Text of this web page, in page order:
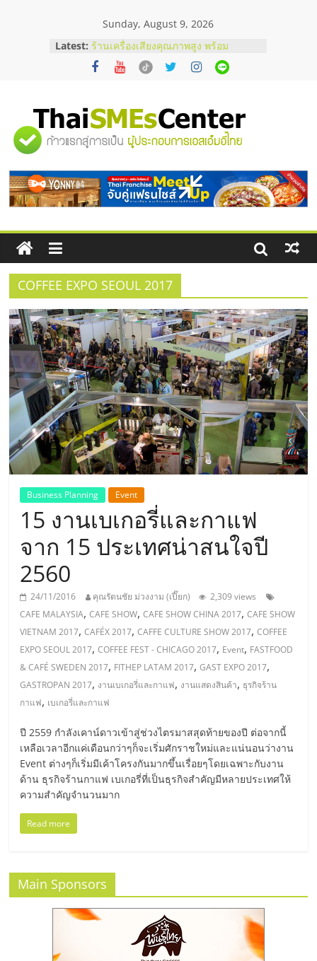
Sunday, August 9, 2026
Latest: ร้านเครื่องเสียงคุณภาพสูง พร้อม
โซลูชันระบบภาพและเสียง
บริษัท Cybersecurity ในไทยที่ไหนดี?
อยากหาเงินทุน เพิ่มสภาพคล่องให้ธุรกิจ
เริ่มยังไงให้ผ่านฉลุย
สัมมนาออนไลน์ โอกาสบริหารสถานี
สัมมนาลงทุน แฟรนไชส์ยอนนี่
ThaiFranchise Meet Up จับคู่แฟรน
ไชส์ ครั้งที่ 8
"ศูนย์
รวม
ข้อมูล
ธุรกิจ
SME
แห่ง
ประเทศไทย,
ThaiSMEsCenter,
รวม
ธุรกิจ
เอ
ส
เอ็
มอี
ไทย,
SMEs,
แฟ
รน
ไชส์,
ที่
ปรึกษา
COFFEE EXPO SEOUL 2017
Business Planning Event
15 งานเบเกอรี่และกาแฟ
จาก 15 ประเทศน่าสนใจปี
2560
24/11/2016 คุณรัตนชัย ม่วงงาม (เปี๊ยก)
2,309 views
CAFE MALAYSIA,CAFE SHOW,CAFE SHOW CHINA 2017,CAFE SHOW
VIETNAM 2017,CAFÉX 2017,CAFFE CULTURE SHOW 2017,COFFEE
EXPO SEOUL 2017,COFFEE FEST - CHICAGO 2017, Event, FASTFOOD
& CAFÉ SWEDEN 2017, FITHEP LATAM 2017,GAST EXPO 2017,
GASTROPAN 2017, งานเบเกอรี่และกาแฟ, งานแสดงสินค้า, ธุรกิจร้าน
กาแฟ, เบเกอรี่และกาแฟ
ปี 2559 กำลังเคาน์ดาวเข้าสู่ช่วงไตรมาสสุดท้ายของปี ต่อจากนี้
เหลือเวลาอีกแค่เดือนกว่าๆก็จะเริ่มศักราชใหม่และแน่นอนว่างาน
Event ต่างๆก็เริ่มมีเค้าโครงกันมากขึ้นเรื่อยๆโดยเฉพาะกับงาน
ด้าน ธุรกิจร้านกาแฟ เบเกอรี่ที่เป็นธุรกิจสำคัญมีหลายประเทศให้
ความสำคัญจำนวนมาก
Read more
Main Sponsors